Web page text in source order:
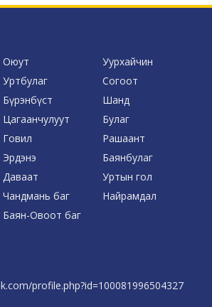
Оюут
Уурхайчин
Уртбулаг
Согоот
Бүрэнбүст
Шанд
Цагаанчулуут
Булаг
Говил
Рашаант
Эрдэнэ
Баянбулаг
Даваат
Уртын гол
Чандмань баг
Найрамдал
Баян-Овоот баг
profile.php?id=100081996504327